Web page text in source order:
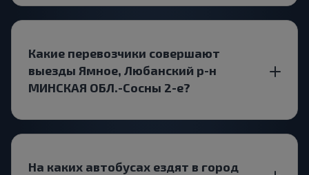
Какие перевозчики совершают
выезды Ямное, Любанский р-н
МИНСКАЯ ОБЛ.-Сосны 2-е?
На каких автобусах ездят в город